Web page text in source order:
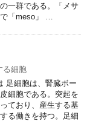
一群である。「メサ
「meso」 …
る細胞
足細胞は、腎臓ボー
細胞である。突起を
ており、産生する基
る働きを持つ。足細